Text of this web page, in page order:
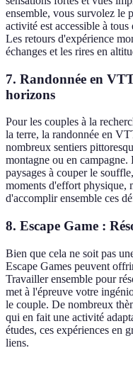
ensemble, vous survolez le
activité est accessible à
Les retours d'expérience
échanges et les rires en
7. Randonnée en
horizons
Pour les couples à la
la terre, la randonnée en
nombreux sentiers
montagne ou en campagne.
paysages à couper le
moments d'effort physique,
d'accomplir ensemble ces
8. Escape Game :
Bien que cela ne soit pas
Escape Games peuvent
Travailler ensemble pour
met à l'épreuve votre
le couple. De nombreux
qui en fait une activité
études, ces expériences en
liens.